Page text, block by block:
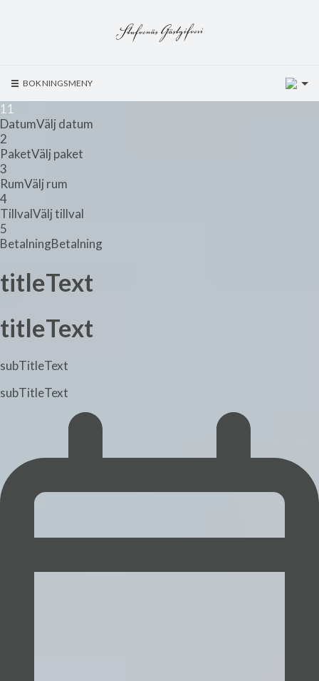
BOKNINGSMENY
1 1
DatumVälj datum
2
PaketVälj paket
3
RumVälj rum
4
TillvalVälj tillval
5
BetalningBetalning
titleText
titleText
subTitleText
subTitleText